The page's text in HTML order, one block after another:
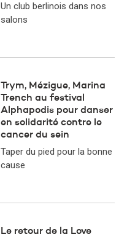
Un club berlinois dans nos
salons
Trym, Mézigue, Marina
Trench au festival
Alphapodis pour danser
en solidarité contre le
cancer du sein
Taper du pied pour la bonne
cause
Le retour de la Love